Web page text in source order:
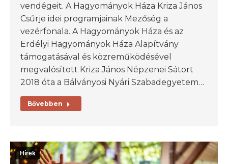
vendégeit. A Hagyományok Háza Kriza János
Csűrje idei programjainak Mezőség a
vezérfonala. A Hagyományok Háza és az
Erdélyi Hagyományok Háza Alapítvány
támogatásával és közreműködésével
megvalósított Kriza János Népzenei Sátort
2018 óta a Bálványosi Nyári Szabadegyetem…
Bővebben
Hírek